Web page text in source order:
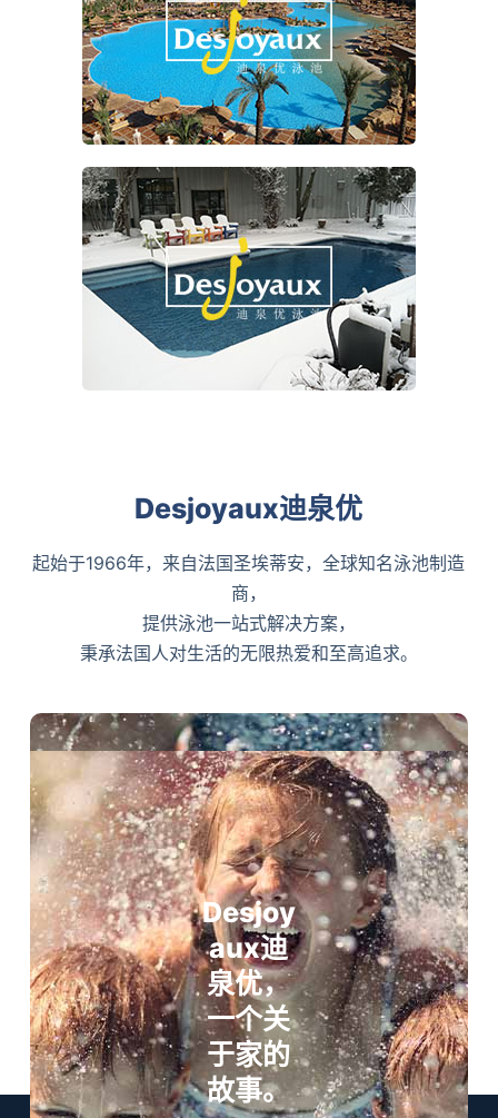
Desjoyaux迪泉优
起始于1966年，来自法国圣埃蒂安，全球知名泳池制造
商，
提供泳池一站式解决方案，
秉承法国人对生活的无限热爱和至高追求。
Desjoy
aux迪
泉优，
一个关
于家的
故事。